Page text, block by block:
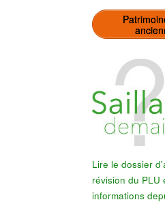
Lire le dossier
révision du PLU
informations